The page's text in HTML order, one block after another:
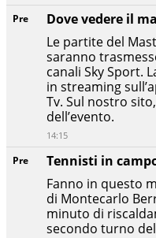
Pre
Tennisti in
Fanno in questo
di Montecarlo
minuto di
secondo turno
Pre
Dove vedere il
Le partite del
saranno
canali Sky Sport.
in streaming
Tv. Sul nostro
dell’evento.
14:15